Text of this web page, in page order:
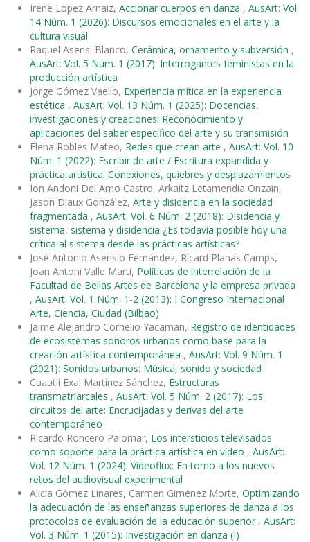
Irene Lopez Arnaiz, Accionar cuerpos en danza , AusArt: Vol.
14 Núm. 1 (2026): Discursos emocionales en el arte y la
cultura visual
Raquel Asensi Blanco, Cerámica, ornamento y subversión ,
AusArt: Vol. 5 Núm. 1 (2017): Interrogantes feministas en la
producción artística
Jorge Gómez Vaello, Experiencia mítica en la experiencia
estética , AusArt: Vol. 13 Núm. 1 (2025): Docencias,
investigaciones y creaciones: Reconocimiento y
aplicaciones del saber específico del arte y su transmisión
Elena Robles Mateo, Redes que crean arte , AusArt: Vol. 10
Núm. 1 (2022): Escribir de arte / Escritura expandida y
práctica artística: Conexiones, quiebres y desplazamientos
Ion Andoni Del Amo Castro, Arkaitz Letamendia Onzain,
Jason Diaux González, Arte y disidencia en la sociedad
fragmentada , AusArt: Vol. 6 Núm. 2 (2018): Disidencia y
sistema, sistema y disidencia ¿Es todavía posible hoy una
crítica al sistema desde las prácticas artísticas?
José Antonio Asensio Fernández, Ricard Planas Camps,
Joan Antoni Valle Martí, Políticas de interrelación de la
Facultad de Bellas Artes de Barcelona y la empresa privada
, AusArt: Vol. 1 Núm. 1-2 (2013): I Congreso Internacional
Arte, Ciencia, Ciudad (Bilbao)
Jaime Alejandro Cornelio Yacaman, Registro de identidades
de ecosistemas sonoros urbanos como base para la
creación artística contemporánea , AusArt: Vol. 9 Núm. 1
(2021): Sonidos urbanos: Música, sonido y sociedad
Cuautli Exal Martínez Sánchez, Estructuras
transmatriarcales , AusArt: Vol. 5 Núm. 2 (2017): Los
circuitos del arte: Encrucijadas y derivas del arte
contemporáneo
Ricardo Roncero Palomar, Los intersticios televisados
como soporte para la práctica artística en vídeo , AusArt:
Vol. 12 Núm. 1 (2024): Videoflux: En torno a los nuevos
retos del audiovisual experimental
Alicia Gómez Linares, Carmen Giménez Morte, Optimizando
la adecuación de las enseñanzas superiores de danza a los
protocolos de evaluación de la educación superior , AusArt:
Vol. 3 Núm. 1 (2015): Investigación en danza (I)